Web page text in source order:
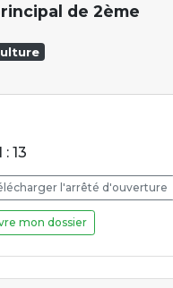
de 2ème
13
l'arrêté d'ouverture
mon dossier